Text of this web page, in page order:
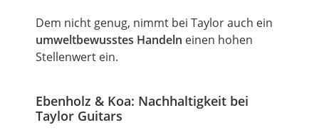
Dem nicht genug, nimmt bei Taylorauch ein
umweltbewusstes Handeln einen hohen
Stellenwert ein.
Ebenholz & Koa: Nachhaltigkeit bei
Taylor Guitars